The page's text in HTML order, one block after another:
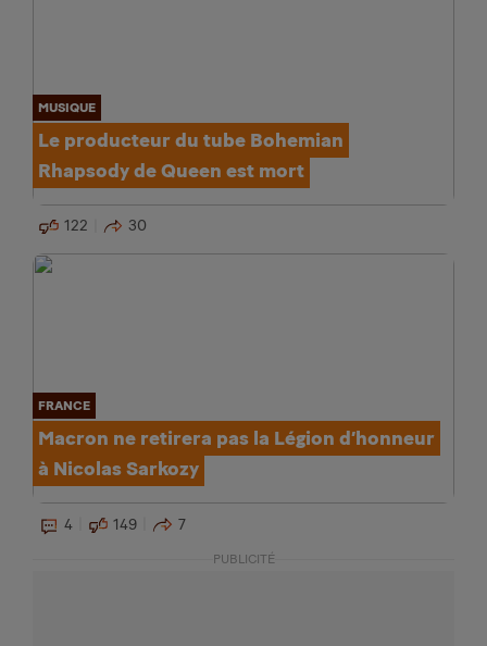
MUSIQUE
Le producteur du tube Bohemian
Rhapsody de Queen est mort
122 30
FRANCE
Macron ne retirera pas la Légion d’honneur
à Nicolas Sarkozy
4 149 7
PUBLICITÉ